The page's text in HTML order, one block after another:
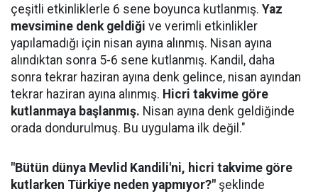
çeşitli etkinliklerle 6 sene boyunca kutlanmış. Yaz
mevsimine denk geldiği ve verimli etkinlikler
yapılamadığı için nisan ayına alınmış. Nisan ayına
alındıktan sonra 5-6 sene kutlanmış. Kandil, daha
sonra tekrar haziran ayına denk gelince, nisan ayından
tekrar haziran ayına alınmış. Hicri takvime göre
kutlanmaya başlanmış. Nisan ayına denk geldiğinde
orada dondurulmuş. Bu uygulama ilk değil."
"Bütün dünya Mevlid Kandili'ni, hicri takvime göre
kutlarken Türkiye neden yapmıyor?" şeklinde